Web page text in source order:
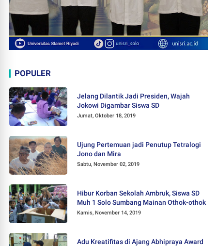
POPULER
Jelang Dilantik Jadi Presiden, Wajah
Jokowi Digambar Siswa SD
Jumat, Oktober 18, 2019
Ujung Pertemuan jadi Penutup Tetralogi
Jono dan Mira
Sabtu, November 02, 2019
Hibur Korban Sekolah Ambruk, Siswa SD
Muh 1 Solo Sumbang Mainan Othok-othok
Kamis, November 14, 2019
Adu Kreatifitas di Ajang Abhipraya Award